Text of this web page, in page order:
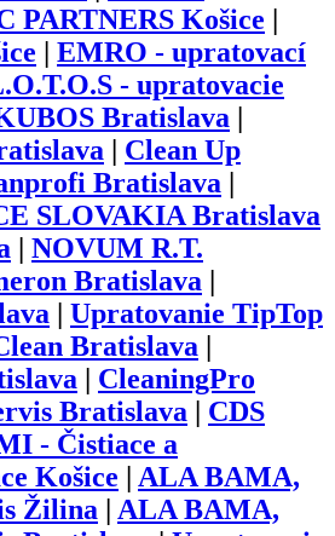
PARTNERS Košice
EMRO - upratovací
- upratovacie
Bratislava
Clean Up
Bratislava
SLOVAKIA Bratislava
NOVUM R.T.
Bratislava
Upratovanie TipTop
Bratislava
CleaningPro
Bratislava
CDS
- Čistiace a
Košice
ALA BAMA,
Žilina
ALA BAMA,